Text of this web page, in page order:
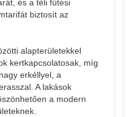
és a téli fűtési
biztosít az
alapterületekkel
kertkapcsolatosak, míg
erkéllyel, a
A lakások
a modern